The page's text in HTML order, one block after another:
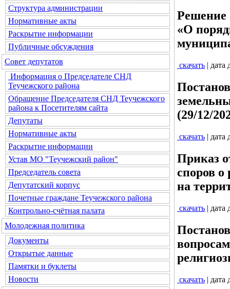
Структура администрации
Нормативные акты
Раскрытие информации
Публичные обсуждения
Совет депутатов
Информация о Председателе СНД
Теучежского района
Обращение Председателя СНД Теучежского
района к Посетителям сайта
Депутаты
Нормативные акты
Раскрытие информации
Устав МО "Теучежский район"
Председатель совета
Депутатский корпус
Почетные граждане Теучежского района
Контрольно-счётная палата
Молодежная политика
Документы
Открытые данные
Памятки и буклеты
Новости
Решение
«О
скачать | дата
(29/12/
скачать | дата
Приказ
споров о
на
скачать | дата
скачать | дата